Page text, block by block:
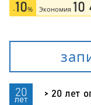
-10% Экономия 10
> 20 лет